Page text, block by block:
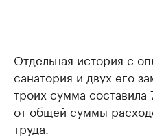
Отдельная история с
санатория и двух его
троих сумма составила
от общей суммы
труда.